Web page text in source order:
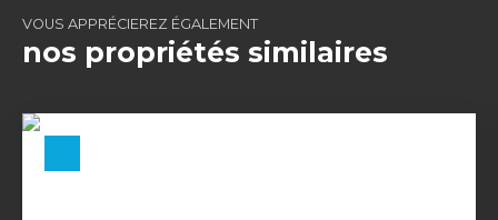
VOUS APPRÉCIEREZ ÉGALEMENT
nos propriétés similaires